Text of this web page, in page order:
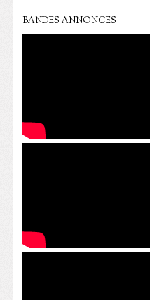
BANDES ANNONCES